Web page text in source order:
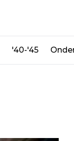
'40-'45